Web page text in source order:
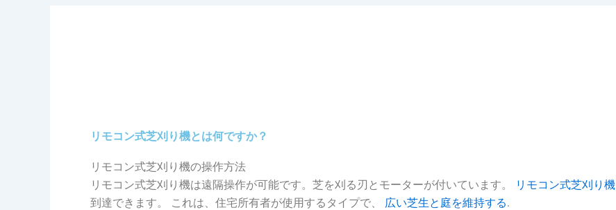
リモコン式芝刈り機とは何ですか？
リモコン式芝刈り機の操作方法
リモコン式芝刈り機は遠隔操作が可能です。芝を刈る刃とモーターが付いています。
リモコン式芝刈り機
到達できます。
これは、住宅所有者が使用するタイプで、 広い芝生と庭を維持する.